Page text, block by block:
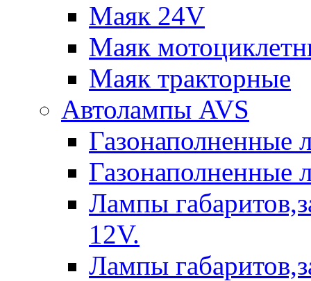
Маяк 24V
Маяк
Маяк тракторные
Автолампы AVS
Газонаполненные
Газонаполненные
Лампы
12V.
Лампы